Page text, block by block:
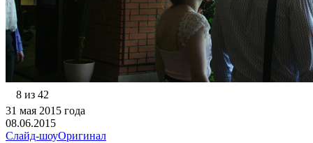
8 из 42
31 мая 2015 года
08.06.2015
Слайд-шоуОригинал